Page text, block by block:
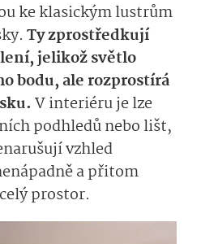
ke klasickým lustrům
Ty zprostředkují
jelikož světlo
bodu, ale rozprostírá
V interiéru je lze
podhledů nebo lišt,
vzhled
a přitom
prostor.